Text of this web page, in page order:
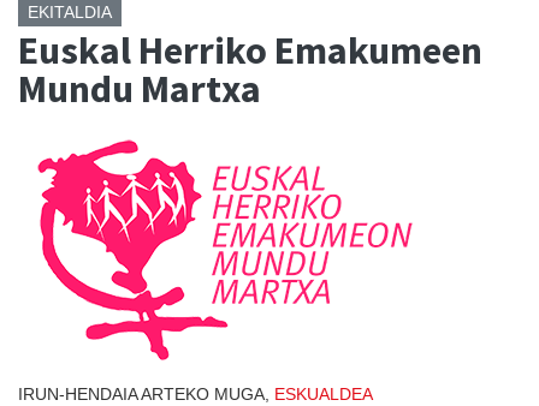
EKITALDIA
Euskal Herriko Emakumeen
Mundu Martxa
IRUN-HENDAIA ARTEKO MUGA, ESKUALDEA